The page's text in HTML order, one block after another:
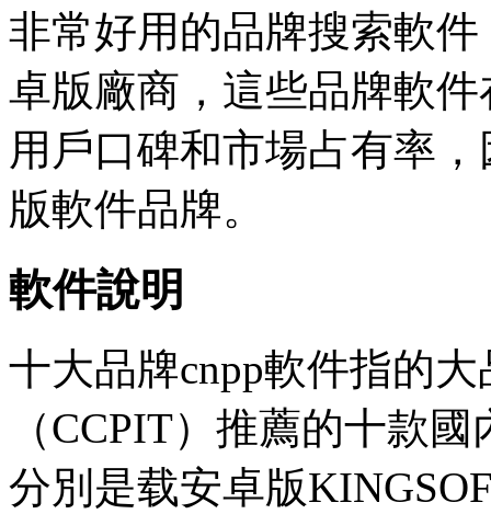
非常好用的品牌搜索軟
卓版廠商，這些品牌軟
用戶口碑和市場占有率
版軟件品牌。
軟件說明
十大品牌cnpp軟件指的
（CCPIT）推薦的十款
分別是载安卓版